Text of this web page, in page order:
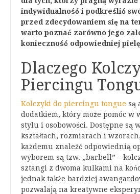
indywidualność i podkreślić
przed zdecydowaniem się na
warto poznać zarówno jego
konieczność odpowiedniej
Dlaczego
Piercingu
Kolczyki do piercingu tongue są
dodatkiem, który może pomóc w
stylu i osobowości. Dostępne są
kształtach, rozmiarach i
każdemu znaleźć odpowiednią
wyborem są tzw. „barbell” –
sztangi z dwoma kulkami na
jednak także bardziej
pozwalają na kreatywne